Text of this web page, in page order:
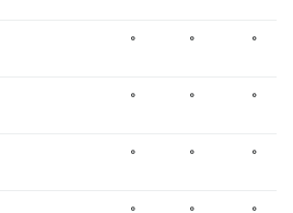
۰ ۰ ۰
۰ ۰ ۰
۰ ۰ ۰